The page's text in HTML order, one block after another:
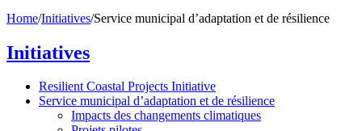
Home/Initiatives/Service municipal d’adaptation et de résilience
Initiatives
Resilient Coastal Projects Initiative
Service municipal d’adaptation et de résilience
Impacts des changements climatiques